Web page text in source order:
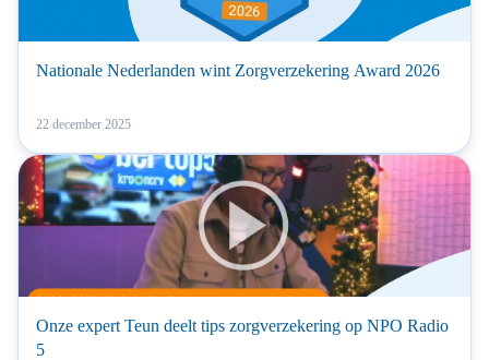
Nationale Nederlanden wint Zorgverzekering Award 2026
22 december 2025
Onze expert Teun deelt tips zorgverzekering op NPO Radio
5